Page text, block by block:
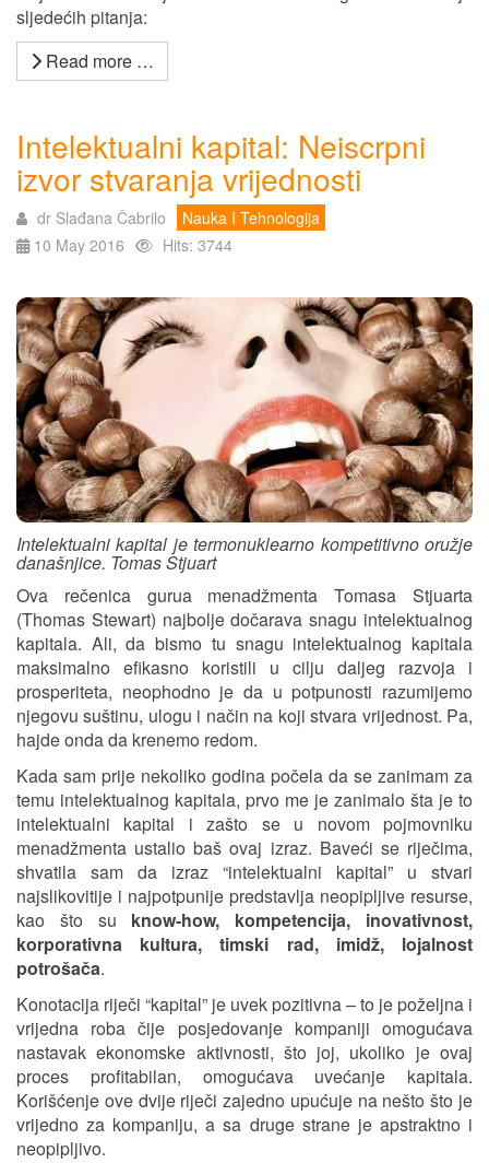
sljedećih pitanja:
Read more …
Intelektualni kapital: Neiscrpni
izvor stvaranja vrijednosti
dr Slađana Čabrilo
Nauka I Tehnologija
10 May 2016
Hits: 3744
Intelektualni kapital je termonuklearno kompetitivno oružje
današnjice. Tomas Stjuart
Ova rečenica gurua menadžmenta Tomasa Stjuarta
(Thomas Stewart) najbolje dočarava snagu intelektualnog
kapitala. Ali, da bismo tu snagu intelektualnog kapitala
maksimalno efikasno koristili u cilju daljeg razvoja i
prosperiteta, neophodno je da u potpunosti razumijemo
njegovu suštinu, ulogu i način na koji stvara vrijednost. Pa,
hajde onda da krenemo redom.
Kada sam prije nekoliko godina počela da se zanimam za
temu intelektualnog kapitala, prvo me je zanimalo šta je to
intelektualni kapital i zašto se u novom pojmovniku
menadžmenta ustalio baš ovaj izraz. Baveći se riječima,
shvatila sam da izraz “intelektualni kapital” u stvari
najslikovitije i najpotpunije predstavlja neopipljive resurse,
kao što su know-how, kompetencija, inovativnost,
korporativna kultura, timski rad, imidž, lojalnost
potrošača.
Konotacija riječi “kapital” je uvek pozitivna – to je poželjna i
vrijedna roba čije posjedovanje kompaniji omogućava
nastavak ekonomske aktivnosti, što joj, ukoliko je ovaj
proces profitabilan, omogućava uvećanje kapitala.
Korišćenje ove dvije riječi zajedno upućuje na nešto što je
vrijedno za kompaniju, a sa druge strane je apstraktno i
neopipljivo.